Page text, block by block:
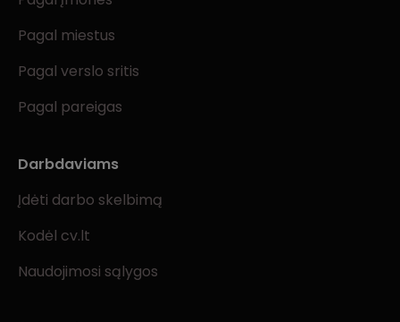
Pagal miestus
Pagal verslo sritis
Pagal pareigas
Darbdaviams
Įdėti darbo skelbimą
Kodėl cv.lt
Naudojimosi sąlygos